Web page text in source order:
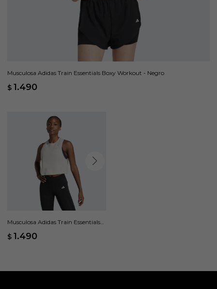
Musculosa Adidas Train Essentials Boxy Workout - Negro
$ 1.490
Musculosa Adidas Train Essentials
$ 1.490